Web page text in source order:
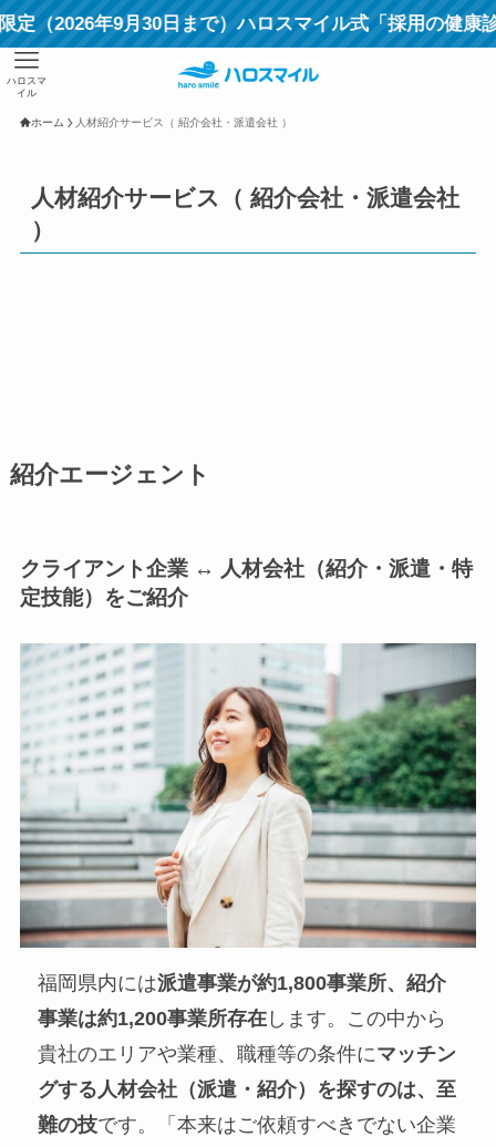
年9月30日まで）ハロスマイル式「採用の健康診
ハロスマ
イル
ホーム 人材紹介サービス（ 紹介会社・派遣会社 ）
人材紹介サービス（ 紹介会社・派遣会社
）
紹介エージェント
クライアント企業 ↔︎ 人材会社（紹介・派遣・特
定技能）をご紹介
福岡県内には派遣事業が約1,800事業所、紹介
事業は約1,200事業所存在 します。この中から
貴社のエリアや業種、職種等の条件にマッチン
グする人材会社（派遣・紹介）を探すのは、至
難の技です。「本来はご依頼すべきでない企業